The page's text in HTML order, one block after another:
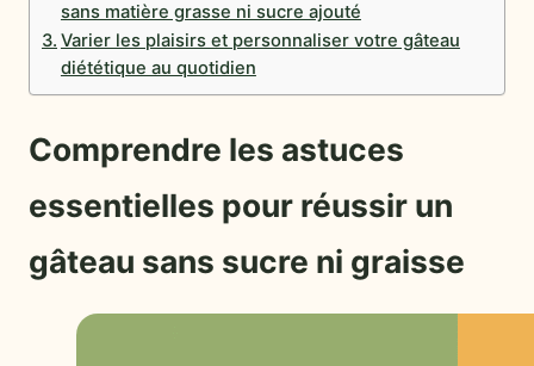
sans matière grasse ni sucre ajouté
Varier les plaisirs et personnaliser votre gâteau
diététique au quotidien
Comprendre les astuces
essentielles pour réussir un
gâteau sans sucre ni graisse